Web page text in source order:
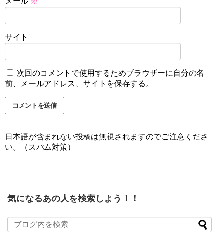
サイト
次回のコメントで使用するためブラウザーに自分の名
前、メールアドレス、サイトを保存する。
日本語が含まれない投稿は無視されますのでご注意くださ
い。（スパム対策）
気になるあの人を検索しよう！！